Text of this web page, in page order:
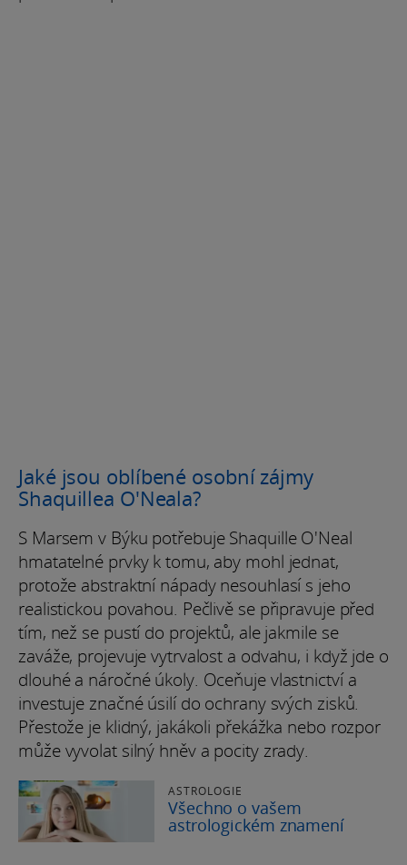
Jaké jsou oblíbené osobní zájmy
Shaquillea O'Neala?
S Marsem v Býku potřebuje Shaquille O'Neal
hmatatelné prvky k tomu, aby mohl jednat,
protože abstraktní nápady nesouhlasí s jeho
realistickou povahou. Pečlivě se připravuje před
tím, než se pustí do projektů, ale jakmile se
zaváže, projevuje vytrvalost a odvahu, i když jde o
dlouhé a náročné úkoly. Oceňuje vlastnictví a
investuje značné úsilí do ochrany svých zisků.
Přestože je klidný, jakákoli překážka nebo rozpor
může vyvolat silný hněv a pocity zrady.
ASTROLOGIE
Všechno o vašem
astrologickém znamení